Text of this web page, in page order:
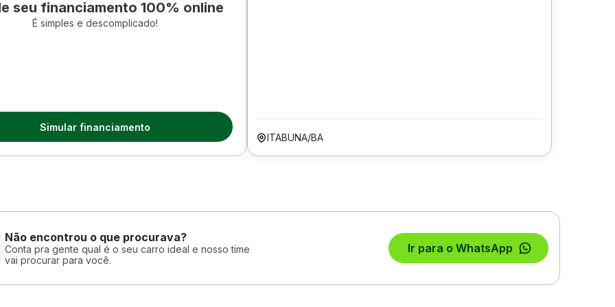
seu financiamento 100% online
É simples e descomplicado!
Simular financiamento
ITABUNA/BA
Não encontrou o que procurava?
Conta pra gente qual é o seu carro ideal e nosso time
vai procurar para você.
Ir para o WhatsApp